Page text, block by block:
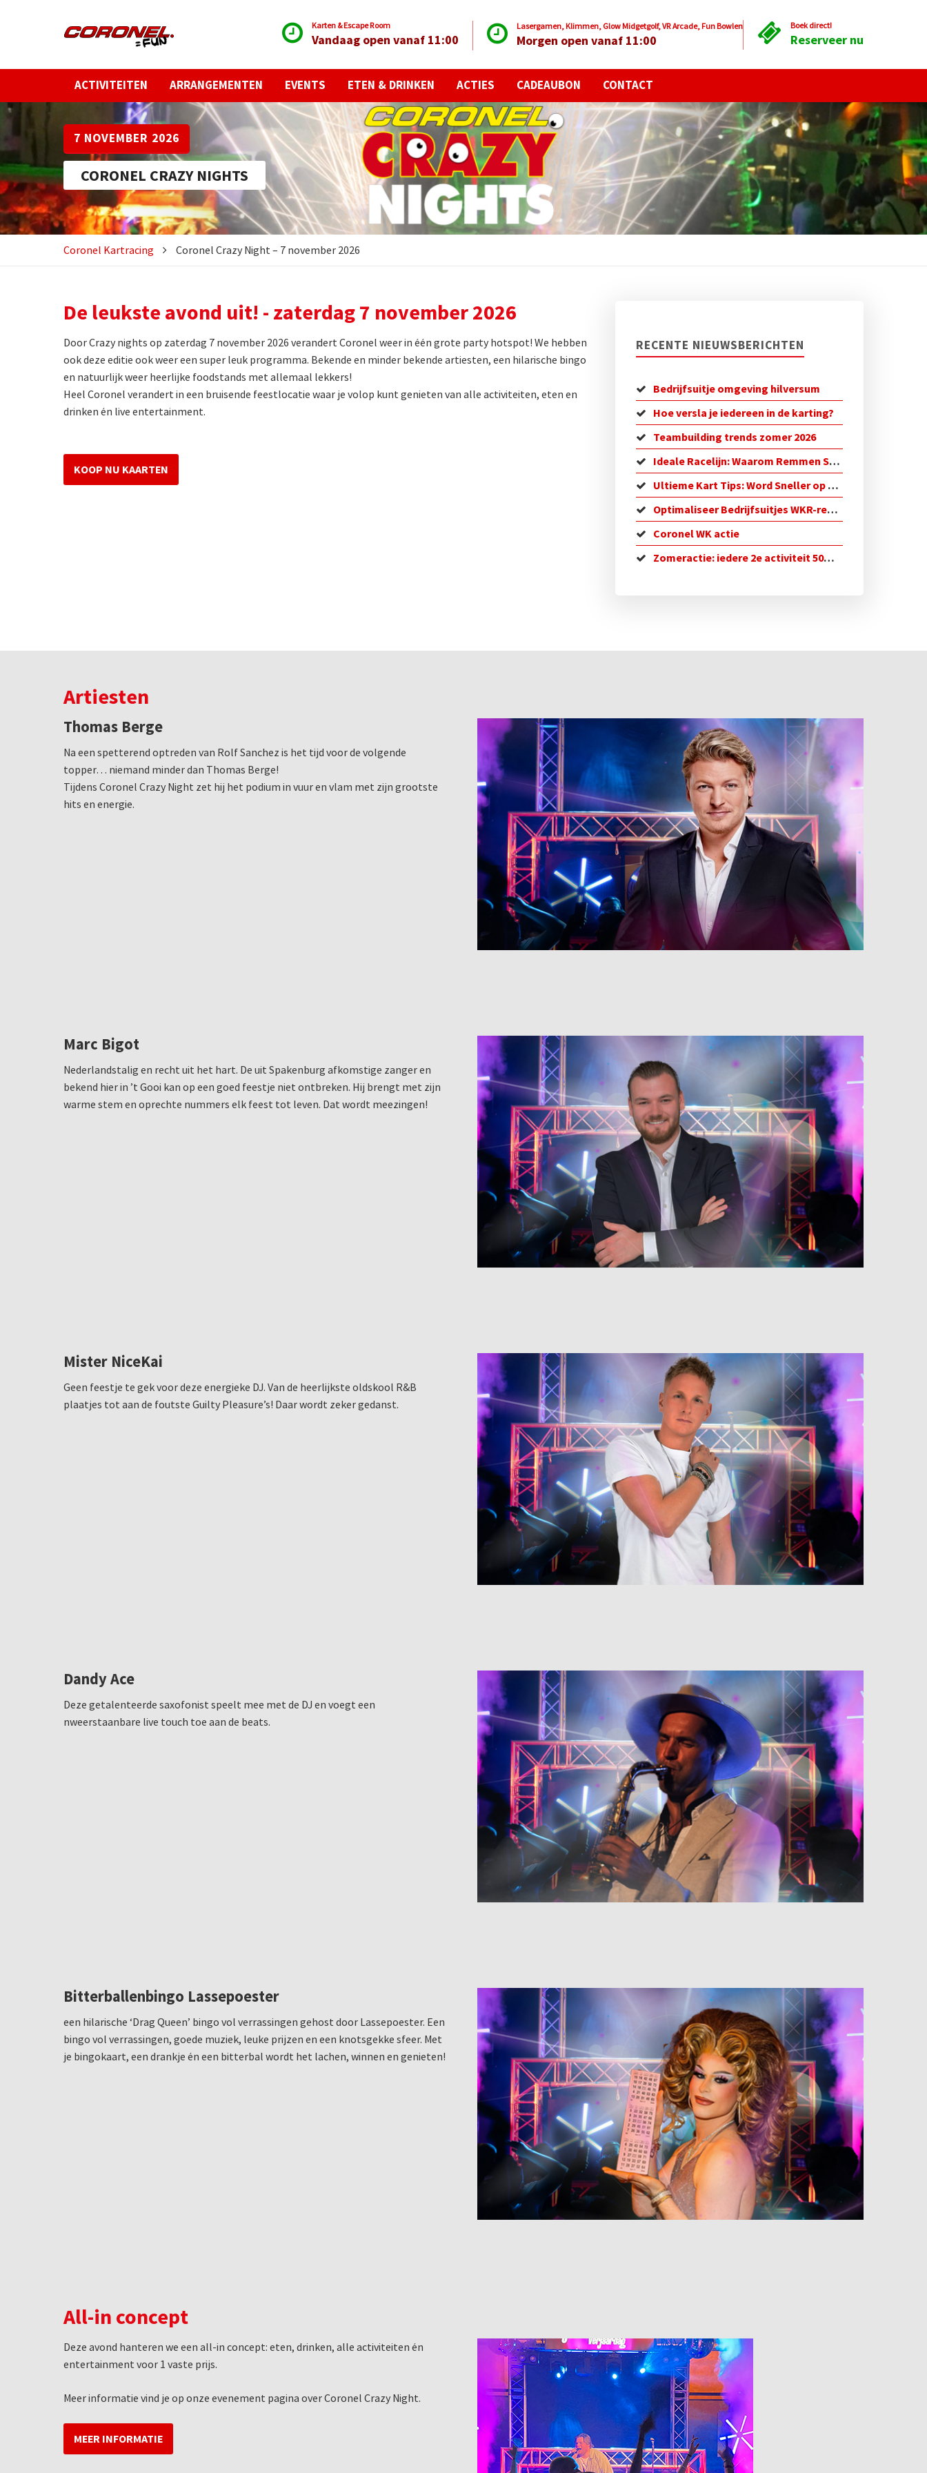
Karten & Escape Room
Vandaag open vanaf 11:00
Lasergamen, Klimmen, Glow Midgetgolf, VR Arcade, Fun Bowlen
Morgen open vanaf 11:00
Boek direct!
Reserveer nu
ACTIVITEITEN ARRANGEMENTEN EVENTS ETEN & DRINKEN ACTIES CADEAUBON CONTACT
7 NOVEMBER 2026
CORONEL CRAZY NIGHTS
Coronel Kartracing Coronel Crazy Night – 7 november 2026
De leukste avond uit! - zaterdag 7 november 2026
Door Crazy nights op zaterdag 7 november 2026 verandert Coronel weer in één grote party hotspot! We hebben
ook deze editie ook weer een super leuk programma. Bekende en minder bekende artiesten, een hilarische bingo
en natuurlijk weer heerlijke foodstands met allemaal lekkers!
Heel Coronel verandert in een bruisende feestlocatie waar je volop kunt genieten van alle activiteiten, eten en
drinken én live entertainment.
KOOP NU KAARTEN
RECENTE NIEUWSBERICHTEN
Bedrijfsuitje omgeving hilversum
Hoe versla je iedereen in de karting?
Teambuilding trends zomer 2026
Ideale Racelijn: Waarom Remmen Sneller is
Ultieme Kart Tips: Word Sneller op de Baan!
Optimaliseer Bedrijfsuitjes WKR-regeling in 2026
Coronel WK actie
Zomeractie: iedere 2e activiteit 50% korting
Artiesten
Thomas Berge
Na een spetterend optreden van Rolf Sanchez is het tijd voor de volgende
topper… niemand minder dan Thomas Berge!
Tijdens Coronel Crazy Night zet hij het podium in vuur en vlam met zijn grootste
hits en energie.
Marc Bigot
Nederlandstalig en recht uit het hart. De uit Spakenburg afkomstige zanger en
bekend hier in ’t Gooi kan op een goed feestje niet ontbreken. Hij brengt met zijn
warme stem en oprechte nummers elk feest tot leven. Dat wordt meezingen!
Mister NiceKai
Geen feestje te gek voor deze energieke DJ. Van de heerlijkste oldskool R&B
plaatjes tot aan de foutste Guilty Pleasure’s! Daar wordt zeker gedanst.
Dandy Ace
Deze getalenteerde saxofonist speelt mee met de DJ en voegt een
nweerstaanbare live touch toe aan de beats.
Bitterballenbingo Lassepoester
een hilarische ‘Drag Queen’ bingo vol verrassingen gehost door Lassepoester. Een
bingo vol verrassingen, goede muziek, leuke prijzen en een knotsgekke sfeer. Met
je bingokaart, een drankje én een bitterbal wordt het lachen, winnen en genieten!
All-in concept
Deze avond hanteren we een all-in concept: eten, drinken, alle activiteiten én
entertainment voor 1 vaste prijs.
Meer informatie vind je op onze evenement pagina over Coronel Crazy Night.
MEER INFORMATIE